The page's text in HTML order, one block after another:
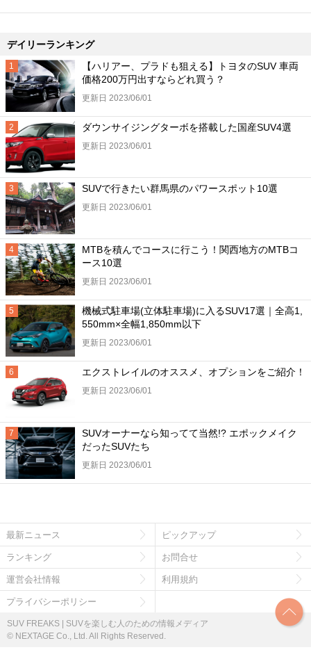
デイリーランキング
【ハリアー、プラドも狙える】トヨタのSUV 車両
価格200万円出すならどれ買う？
更新日 2023/06/01
ダウンサイジングターボを搭載した国産SUV4選
更新日 2023/06/01
SUVで行きたい群馬県のパワースポット10選
更新日 2023/06/01
MTBを積んでコースに行こう！関西地方のMTBコ
ース10選
更新日 2023/06/01
機械式駐車場(立体駐車場)に入るSUV17選｜全高1,
550mm×全幅1,850mm以下
更新日 2023/06/01
エクストレイルのオススメ、オプションをご紹介！
更新日 2023/06/01
SUVオーナーなら知ってて当然!? エポックメイク
だったSUVたち
更新日 2023/06/01
最新ニュース ピックアップ
ランキング お問合せ
運営会社情報 利用規約
プライバシーポリシー
SUV FREAKS | SUVを楽しむ人のための情報メディア
© NEXTAGE Co., Ltd. All Rights Reserved.